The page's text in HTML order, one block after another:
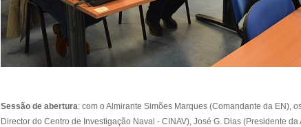
Sessão de abertura: com o Almirante Simões Marques (Comandante da EN),
Director do Centro de Investigação Naval - CINAV), José G. Dias (Presidente